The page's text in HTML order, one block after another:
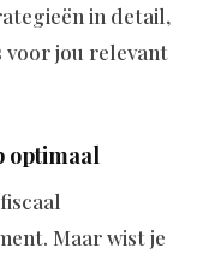
in detail,
voor jou relevant
optimaal
Maar wist je